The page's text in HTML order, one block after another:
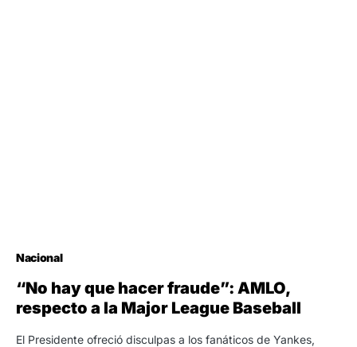
Nacional
“No hay que hacer fraude”: AMLO,
respecto a la Major League Baseball
El Presidente ofreció disculpas a los fanáticos de Yankes,